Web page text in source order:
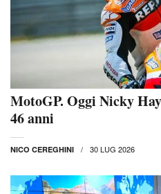
MotoGP. Oggi Nicky
46 anni
NICO CEREGHINI 30 LUG 2026